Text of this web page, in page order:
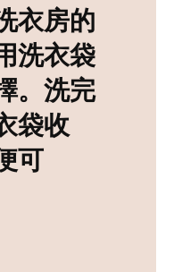
衣房的
洗衣袋
。洗完
袋收
可